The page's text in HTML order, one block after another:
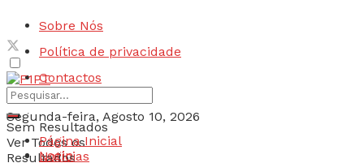
Sobre Nós
Política de privacidade
Contactos
Segunda-feira, Agosto 10, 2026
Login
Sem Resultados
Ver Todos os
Resultados
Página Inicial
Notícias